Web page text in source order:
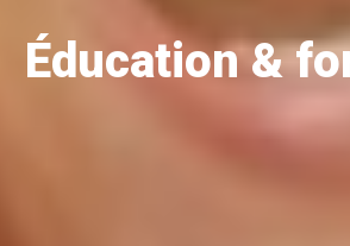
Éducation &